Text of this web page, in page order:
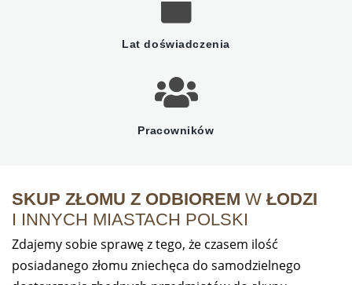
Lat doświadczenia
Pracowników
SKUP ZŁOMU Z ODBIOREM W ŁODZI
I INNYCH MIASTACH POLSKI
Zdajemy sobie sprawę z tego, że czasem ilość
posiadanego złomu zniechęca do samodzielnego